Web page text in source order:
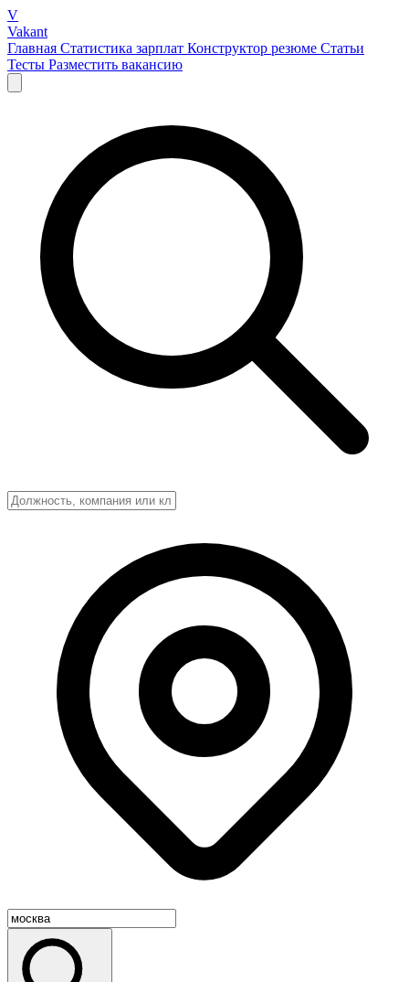
V
Vakant
Главная Статистика зарплат Конструктор резюме Статьи
Тесты Разместить вакансию